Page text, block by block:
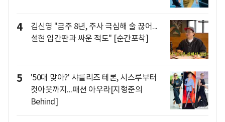
4
김신영 "금주 8년, 주사 극심해 술 끊어...
설현 입간판과 싸운 적도" [순간포착]
5
'50대 맞아?' 샤를리즈 테론, 시스루부터
컷아웃까지...패션 아우라[지형준의
Behind]